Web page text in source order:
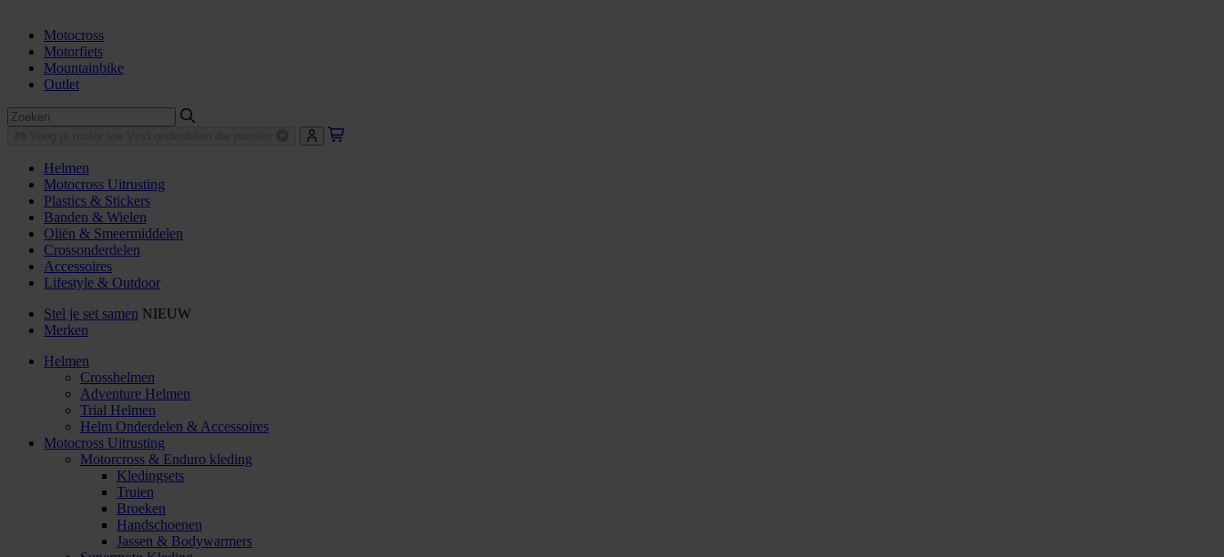
Motocross
Motorfiets
Mountainbike
Outlet
Helmen
Motocross Uitrusting
Plastics & Stickers
Banden & Wielen
Oliën & Smeermiddelen
Crossonderdelen
Accessoires
Lifestyle & Outdoor
Stel je set samen NIEUW
Merken
Helmen
Crosshelmen
Adventure Helmen
Trial Helmen
Helm Onderdelen & Accessoires
Motocross Uitrusting
Motorcross & Enduro kleding
Kledingsets
Truien
Broeken
Handschoenen
Jassen & Bodywarmers